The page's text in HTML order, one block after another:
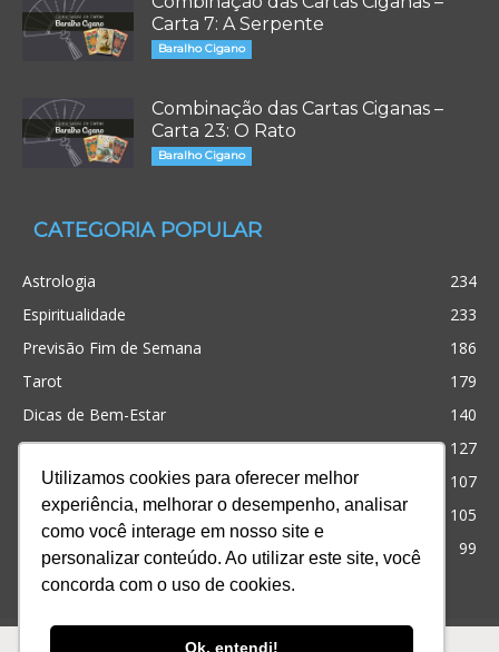
Utilizamos cookies para oferecer melhor
experiência, melhorar o desempenho, analisar
como você interage em nosso site e
personalizar conteúdo. Ao utilizar este site, você
concorda com o uso de cookies.
Ok, entendi!
Carta 7: A Serpente
Baralho Cigano
Combinação das Cartas Ciganas –
Carta 23: O Rato
Baralho Cigano
CATEGORIA POPULAR
Astrologia
234
Espiritualidade
233
Previsão Fim de Semana
186
Tarot
179
Dicas de Bem-Estar
140
Cristianismo
127
Simpatias
107
Significado dos sonhos
105
99
Ofertas Produtos